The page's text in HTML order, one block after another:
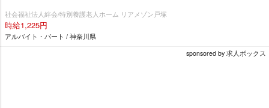
社会福祉法人絆会/特別養護老人ホーム リアメゾン戸塚
時給1,225円
アルバイト・パート / 神奈川県
sponsored by 求人ボックス